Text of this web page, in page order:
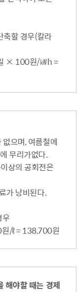
축할 경우(칼라
× 100원/㎾h =
으며, 여름철에
무리가없다.
상의 공회전은
가 낭비된다.
우
/ℓ = 138,700원
해야할 때는 경제